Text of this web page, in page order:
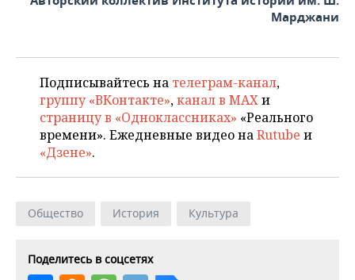
Марджани
Подписывайтесь на телеграм-канал,
группу «ВКонтакте»,канал в MAXи
страницу в «Одноклассниках» «Реального
времени». Ежедневные видео наRutube и
«Дзене».
Общество История Культура
Поделитесь в соцсетях